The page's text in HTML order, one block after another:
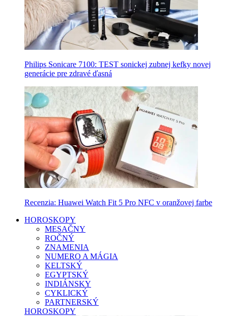
Philips Sonicare 7100: TEST sonickej zubnej kefky novej
generácie pre zdravé ďasná
Recenzia: Huawei Watch Fit 5 Pro NFC v oranžovej farbe
HOROSKOPY
MESAČNY
ROČNÝ
ZNAMENIA
NUMERO A MÁGIA
KELTSKÝ
EGYPTSKÝ
INDIÁNSKY
CYKLICKÝ
PARTNERSKÝ
HOROSKOPY